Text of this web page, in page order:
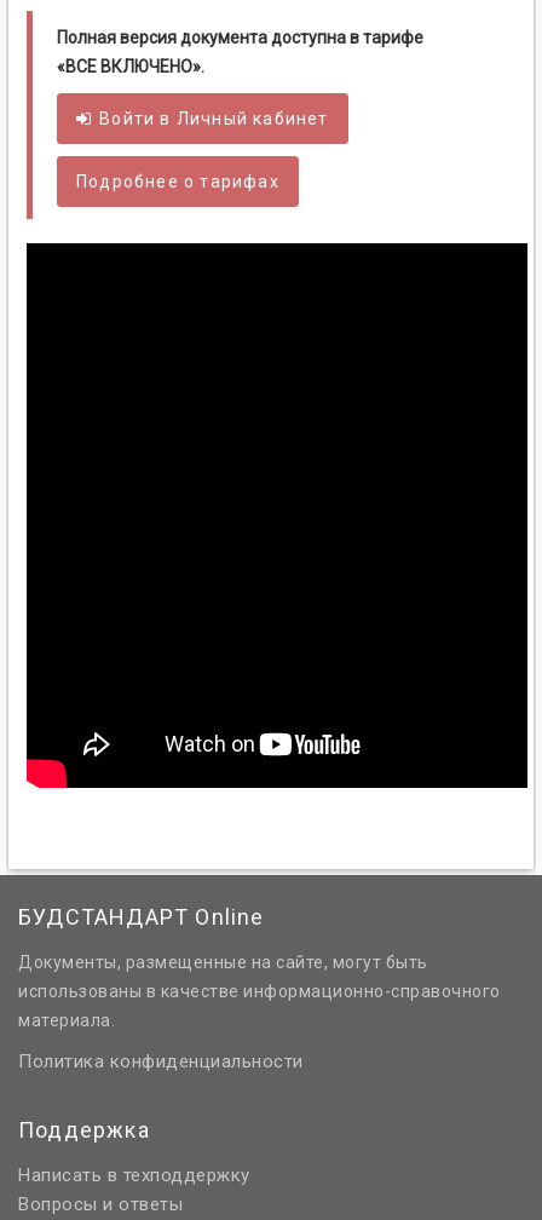
Полная версия документа доступна в тарифе
«ВСЕ ВКЛЮЧЕНО».
Войти в Личный кабинет
Подробнее о тарифах
БУДСТАНДАРТ Online
Документы, размещенные на сайте, могут быть
использованы в качестве информационно-справочного
материала.
Политика конфиденциальности
Поддержка
Написать в техподдержку
Вопросы и ответы